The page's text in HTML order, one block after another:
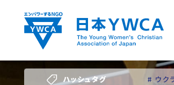
content
ハッシュタグ # ウク